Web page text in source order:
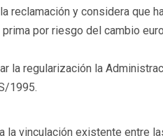
reclamación y considera que
por riesgo del cambio
la regularización la
1995.
la vinculación existente entre